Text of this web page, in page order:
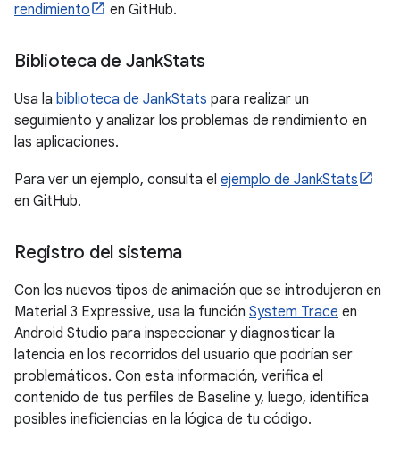
rendimiento
en GitHub.
Biblioteca de JankStats
Usa la biblioteca de JankStats para realizar un
seguimiento y analizar los problemas de rendimiento en
las aplicaciones.
Para ver un ejemplo, consulta el ejemplo de JankStats
en GitHub.
Registro del sistema
Con los nuevos tipos de animación que se introdujeron en
Material 3 Expressive, usa la función System Trace en
Android Studio para inspeccionar y diagnosticar la
latencia en los recorridos del usuario que podrían ser
problemáticos. Con esta información, verifica el
contenido de tus perfiles de Baseline y, luego, identifica
posibles ineficiencias en la lógica de tu código.